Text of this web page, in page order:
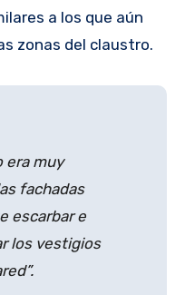
a los que aún
zonas del claustro.
era muy
fachadas
escarbar e
los vestigios